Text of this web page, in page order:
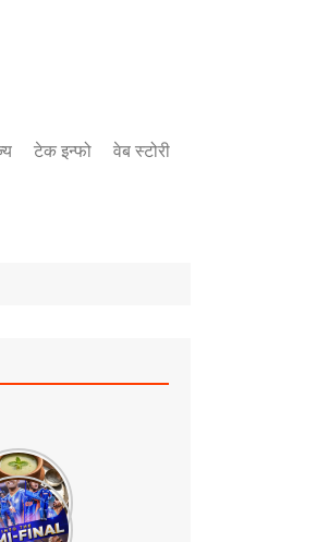
टेक इन्फो वेब स्टोरी